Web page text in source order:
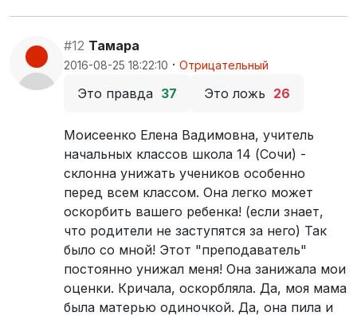
#12 Тамара
2016-08-25 18:22:10 · Отрицательный
Это правда 37 Это ложь 26
Моисеенко Елена Вадимовна, учитель
начальных классов школа 14 (Сочи) -
склонна унижать учеников особенно
перед всем классом. Она легко может
оскорбить вашего ребенка! (если знает,
что родители не заступятся за него) Так
было со мной! Этот "преподаватель"
постоянно унижал меня! Она занижала мои
оценки. Кричала, оскорбляла. Да, моя мама
была матерью одиночкой. Да, она пила и